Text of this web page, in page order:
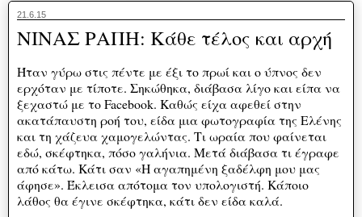
21.6.15
ΝΙΝΑΣ ΡΑΠΗ: Κάθε τέλος και αρχή
Ήταν γύρω στις πέντε με έξι το πρωί και ο ύπνος δεν
ερχόταν με τίποτε. Σηκώθηκα, διάβασα λίγο και είπα να
ξεχαστώ με το Facebook. Καθώς είχα αφεθεί στην
ακατάπαυστη ροή του, είδα μια φωτογραφία της Ελένης
και τη χάζευα χαμογελώντας. Τι ωραία που φαίνεται
εδώ, σκέφτηκα, πόσο γαλήνια. Μετά διάβασα τι έγραφε
από κάτω. Κάτι σαν «Η αγαπημένη ξαδέλφη μου μας
άφησε». Έκλεισα απότομα τον υπολογιστή. Κάποιο
λάθος θα έγινε σκέφτηκα, κάτι δεν είδα καλά.